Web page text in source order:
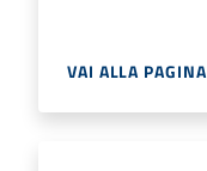
VAI ALLA PAGINA